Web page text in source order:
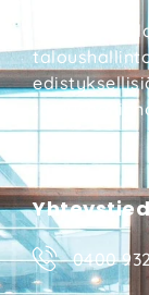
Tarjoamme
0400